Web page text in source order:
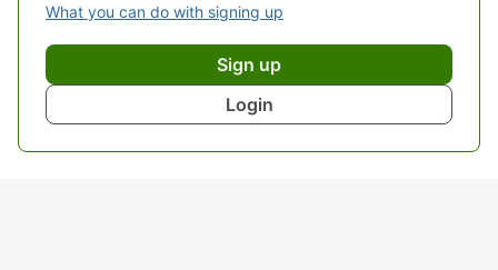
What you can do with signing up
Sign up
Login